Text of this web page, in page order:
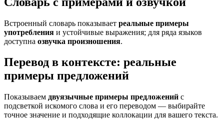
Встроенный словарь показывает реальные примеры
употребления и устойчивые выражения; для ряда языков
доступна озвучка произношения.
Перевод в контексте: реальные
примеры предложений
Показываем двуязычные примеры предложений с
подсветкой искомого слова и его переводом — выбирайте
точное значение и подходящие коллокации для вашего текста.